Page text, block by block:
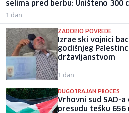
selima pred berbu: Uništeno 300
1 dan
ZADOBIO POVREDE
Izraelski vojnici
godišnjeg
državljanstvom
1 dan
DUGOTRAJAN PROCES
Vrhovni sud SAD-
presudu tešku